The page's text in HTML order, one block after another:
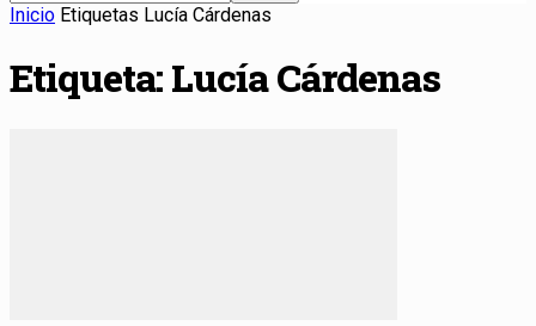
Inicio Etiquetas Lucía Cárdenas
Etiqueta: Lucía Cárdenas